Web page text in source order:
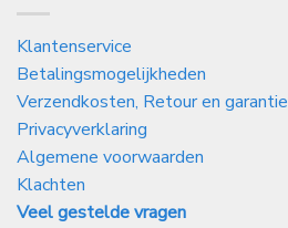
Klantenservice
Betalingsmogelijkheden
Verzendkosten, Retour en garantie
Privacyverklaring
Algemene voorwaarden
Klachten
Veel gestelde vragen